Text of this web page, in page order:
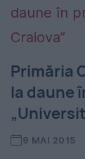
Primăria
la daune
9 MAI 2015